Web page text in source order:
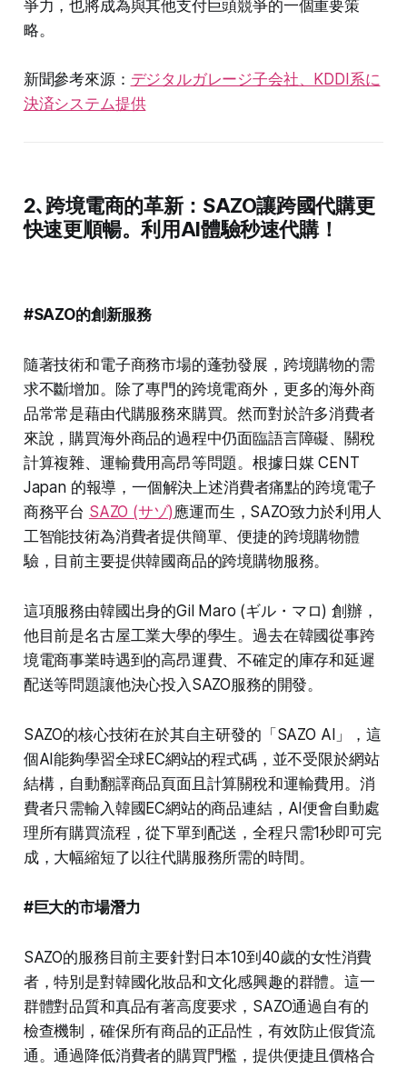
爭力，也將成為與其他支付巨頭競爭的一個重要策
略。
新聞參考來源： デジタルガレージ子会社、KDDI系に
決済システム提供
2､跨境電商的革新：SAZO讓跨國代購更
快速更順暢。利用AI體驗秒速代購！
#SAZO的創新服務
隨著技術和電子商務市場的蓬勃發展，跨境購物的需
求不斷增加。除了專門的跨境電商外，更多的海外商
品常常是藉由代購服務來購買。然而對於許多消費者
來說，購買海外商品的過程中仍面臨語言障礙、關稅
計算複雜、運輸費用高昂等問題。根據日媒 CENT
Japan 的報導，一個解決上述消費者痛點的跨境電子
商務平台 SAZO (サゾ) 應運而生，SAZO致力於利用人
工智能技術為消費者提供簡單、便捷的跨境購物體
驗，目前主要提供韓國商品的跨境購物服務。
這項服務由韓國出身的Gil Maro (ギル・マロ) 創辦，
他目前是名古屋工業大學的學生。過去在韓國從事跨
境電商事業時遇到的高昂運費、不確定的庫存和延遲
配送等問題讓他決心投入SAZO服務的開發。
SAZO的核心技術在於其自主研發的「SAZO AI」，這
個AI能夠學習全球EC網站的程式碼，並不受限於網站
結構，自動翻譯商品頁面且計算關稅和運輸費用。消
費者只需輸入韓國EC網站的商品連結，AI便會自動處
理所有購買流程，從下單到配送，全程只需1秒即可完
成，大幅縮短了以往代購服務所需的時間。
#巨大的市場潛力
SAZO的服務目前主要針對日本10到40歲的女性消費
者，特別是對韓國化妝品和文化感興趣的群體。這一
群體對品質和真品有著高度要求，SAZO通過自有的
檢查機制，確保所有商品的正品性，有效防止假貨流
通。通過降低消費者的購買門檻，提供便捷且價格合